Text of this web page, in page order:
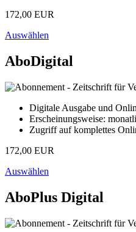
172,00 EUR
Auswählen
AboDigital
Digitale Ausgabe und
Erscheinungsweise:
Zugriff auf komplettes
172,00 EUR
Auswählen
AboPlus Digital